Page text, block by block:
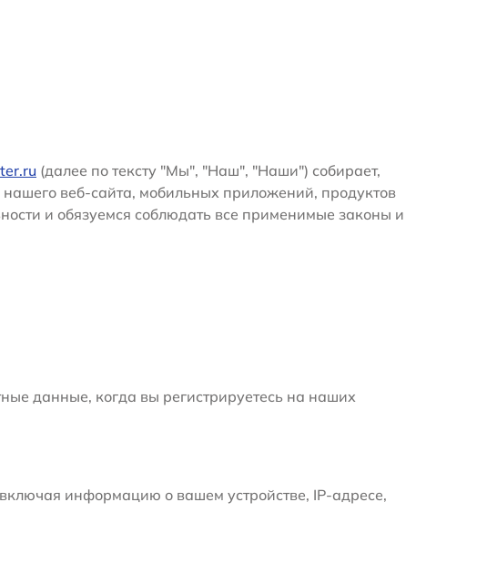
(далее по тексту "Мы", "Наш", "Наши") собирает,
веб-сайта, мобильных приложений, продуктов
и обязуемся соблюдать все применимые законы и
данные, когда вы регистрируетесь на наших
информацию о вашем устройстве, IP-адресе,